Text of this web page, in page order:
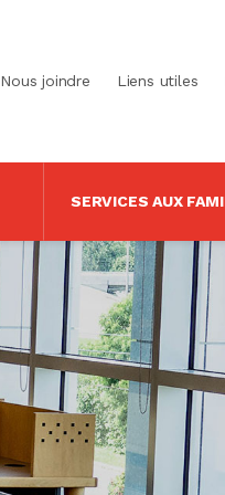
SERVICES AUX
Nous joindre Liens utiles